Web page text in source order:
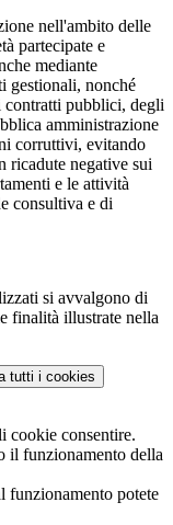
nell'ambito delle
partecipate e
mediante
gestionali, nonché
pubblici, degli
amministrazione
corruttivi, evitando
ricadute negative sui
e le attività
consultiva e di
si avvalgono di
finalità illustrate nella
tutti i cookies
cookie consentire.
il funzionamento della
funzionamento potete